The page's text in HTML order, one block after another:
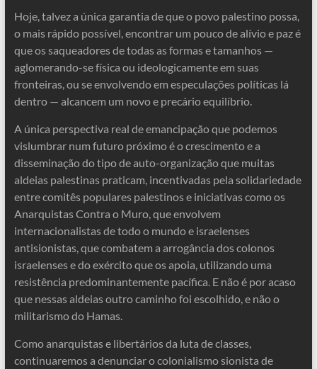
Hoje, talvez a única garantia de que o povo palestino possa,
o mais rápido possível, encontrar um pouco de alívio e paz é
que os saqueadores de todas as formas e tamanhos —
aglomerando-se física ou ideologicamente em suas
fronteiras, ou se envolvendo em especulações políticas lá
dentro — alcancem um novo e precário equilíbrio.
A única perspectiva real de emancipação que podemos
vislumbrar num futuro próximo é o crescimento e a
disseminação do tipo de auto-organização que muitas
aldeias palestinas praticam, incentivadas pela solidariedade
entre comitês populares palestinos e iniciativas como os
Anarquistas Contra o Muro, que envolvem
internacionalistas de todo o mundo e israelenses
antisionistas, que combatem a arrogância dos colonos
israelenses e do exército que os apoia, utilizando uma
resistência predominantemente pacífica. E não é por acaso
que nessas aldeias outro caminho foi escolhido, e não o
militarismo do Hamas.
Como anarquistas e libertários da luta de classes,
continuaremos a denunciar o colonialismo sionista de